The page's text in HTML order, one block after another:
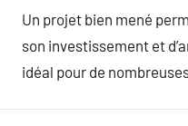
Un projet bien mené
son investissement et
idéal pour de